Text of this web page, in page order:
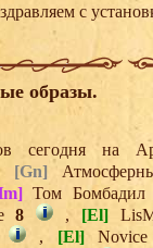
с
образы.
сегодня на
[Gn]
Том
8 , [El]
, [El]